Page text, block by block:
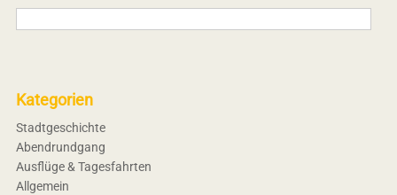
Kategorien
Stadtgeschichte
Abendrundgang
Ausflüge & Tagesfahrten
Allgemein